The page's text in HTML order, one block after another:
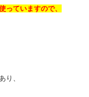
っていますので、
り、